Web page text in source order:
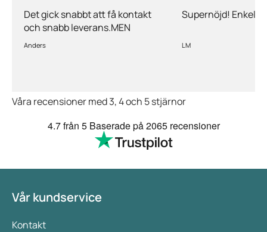
Det gick snabbt att få kontakt
och snabb leverans.MEN
priserna är alldeles för höga på
Anders
Supernöjd! Enkelt
LM
Våra recensioner med 3, 4 och 5 stjärnor
4.7från 5 Baserade på2065 recensioner
Vår kundservice
Kontakt